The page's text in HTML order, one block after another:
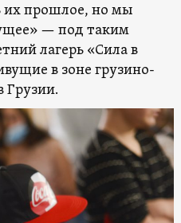
прошлое, но мы
— под таким
лагерь «Сила в
в зоне грузино-
Грузии.